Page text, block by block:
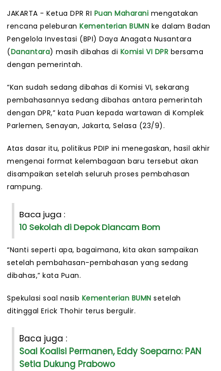
JAKARTA - Ketua DPR RI Puan Maharani mengatakan
rencana peleburan Kementerian BUMN ke dalam Badan
Pengelola Investasi (BPI) Daya Anagata Nusantara
(Danantara) masih dibahas di Komisi VI DPR bersama
dengan pemerintah.
“Kan sudah sedang dibahas di Komisi VI, sekarang
pembahasannya sedang dibahas antara pemerintah
dengan DPR,” kata Puan kepada wartawan di Komplek
Parlemen, Senayan, Jakarta, Selasa (23/9).
Atas dasar itu, politikus PDIP ini menegaskan, hasil akhir
mengenai format kelembagaan baru tersebut akan
disampaikan setelah seluruh proses pembahasan
rampung.
Baca juga :
10 Sekolah di Depok Diancam Bom
“Nanti seperti apa, bagaimana, kita akan sampaikan
setelah pembahasan-pembahasan yang sedang
dibahas,” kata Puan.
Spekulasi soal nasib Kementerian BUMN setelah
ditinggal Erick Thohir terus bergulir.
Baca juga :
Soal Koalisi Permanen, Eddy Soeparno: PAN
Setia Dukung Prabowo